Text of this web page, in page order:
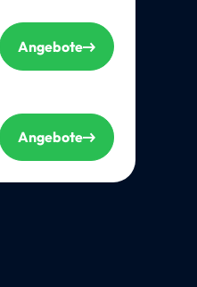
Angebote
Angebote